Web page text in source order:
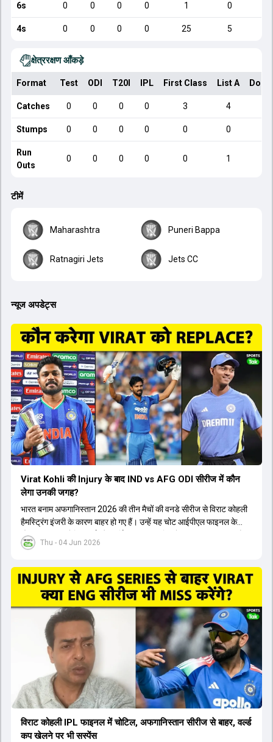
6s 0 0 0 0 1 0
4s 0 0 0 0 25 5
क्षेत्ररक्षण आँकड़े
Format Test ODI T20I IPL First Class List A
Catches 0 0 0 0 3 4
Stumps 0 0 0 0 0 0
Run
Outs
0 0 0 0 0 1
टीमें
Maharashtra Puneri Bappa
Ratnagiri Jets Jets CC
न्यूज अपडेट्स
Thu - 04 Jun 2026
Virat Kohli की Injury के बाद IND vs AFG ODI सीरीज में कौन
लेगा उनकी जगह?
भारत बनाम अफगानिस्तान 2026 की तीन मैचों की वनडे सीरीज से विराट कोहली
हैमस्ट्रिंग इंजरी के कारण बाहर हो गए हैं। उन्हें यह चोट आईपीएल फाइनल के
दौरान लगी थी। रोहित शर्मा और हार्दिक पांड्या की फिटनेस पर भी अभी सवाल हैं,
इसलिए नंबर तीन पर कोहली की जगह एक मजबूत विकल्प खोजना जरूरी है। इस
रुतुराज गायकवाड़ 58.8 की लिस्ट ए औसत के साथ एक मजबूत विकल्प हैं। संजू
सैमसन भी बड़े दावेदार हैं, जिनका वनडे क्रिकेट में 56 से ज्यादा का औसत है।
यशस्वी जायसवाल को भी मौका मिल सकता है, हालांकि उनके बैटिंग ऑर्डर पर
विचार करना होगा। इसके अलावा 82 से ज्यादा की लिस्ट ए औसत वाले देवदत्त
पडिक्कल भी एक शानदार विकल्प हो सकते हैं। टीम मैनेजमेंट स्क्वाड में पहले से
मौजूद ईशान किशन को भी नंबर तीन पर खिलाने का फैसला कर सकती है।
विराट कोहली IPL फाइनल में चोटिल, अफगानिस्तान सीरीज से बाहर, वर्ल्ड
कप खेलने पर भी सस्पेंस